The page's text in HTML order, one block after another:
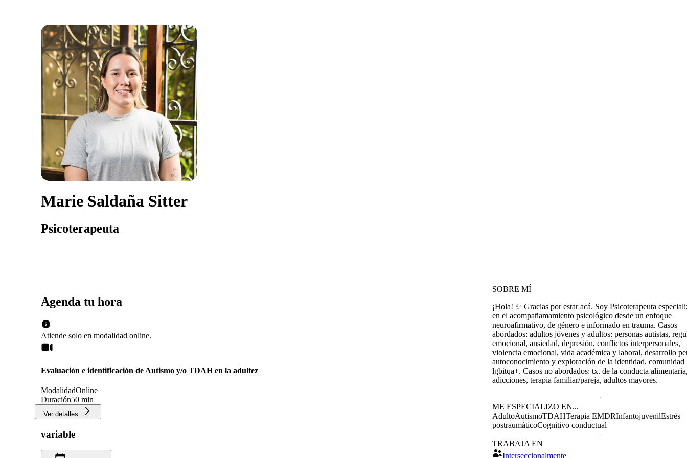
Marie Saldaña Sitter
Psicoterapeuta
Agenda tu hora
Atiende solo en modalidad online.
Evaluación e identificación de Autismo y/o TDAH en la adultez
ModalidadOnline
Duración50 min
Ver detalles
variable
SOBRE MÍ
¡Hola! ✨ Gracias por estar acá. Soy Psicoterapeuta
en el acompañamamiento psicológico desde un enfoque
neuroafirmativo, de género e informado en trauma. Casos
abordados: adultos jóvenes y adultos: personas autistas,
emocional, ansiedad, depresión, conflictos interpersonales,
violencia emocional, vida académica y laboral, desarrollo
autoconocimiento y exploración de la identidad, comunidad
lgbitqa+. Casos no abordados: tx. de la conducta
adicciones, terapia familiar/pareja, adultos mayores.
ME ESPECIALIZO EN...
AdultoAutismoTDAHTerapia EMDRInfantojuvenilEstrés
postraumáticoCognitivo conductual
TRABAJA EN
Interseccionalmente